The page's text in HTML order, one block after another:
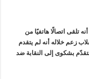
تلقى اتصالًا هاتفيًا من
زعم خلاله أنه لم يتقدم
بشكوى إلى النقابة ضد